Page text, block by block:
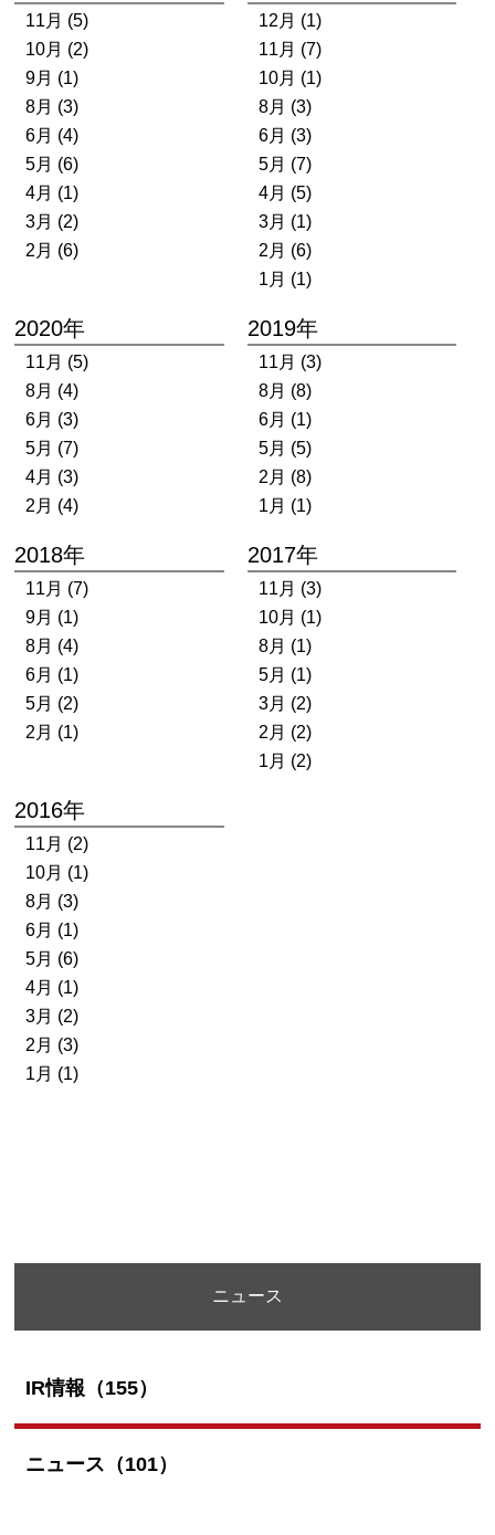
11月 (5)
10月 (2)
9月 (1)
8月 (3)
6月 (4)
5月 (6)
4月 (1)
3月 (2)
2月 (6)
12月 (1)
11月 (7)
10月 (1)
8月 (3)
6月 (3)
5月 (7)
4月 (5)
3月 (1)
2月 (6)
1月 (1)
2020年
11月 (5)
8月 (4)
6月 (3)
5月 (7)
4月 (3)
2月 (4)
2019年
11月 (3)
8月 (8)
6月 (1)
5月 (5)
2月 (8)
1月 (1)
2018年
11月 (7)
9月 (1)
8月 (4)
6月 (1)
5月 (2)
2月 (1)
2017年
11月 (3)
10月 (1)
8月 (1)
5月 (1)
3月 (2)
2月 (2)
1月 (2)
2016年
11月 (2)
10月 (1)
8月 (3)
6月 (1)
5月 (6)
4月 (1)
3月 (2)
2月 (3)
1月 (1)
ニュース
IR情報（155）
ニュース（101）